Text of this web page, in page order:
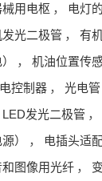
用电枢 ， 电灯
光二极管 ，
有
， 机油位置传
控制器 ， 光电管
LED发光二极管 ，
） ， 电插头适
图像用光纤 ，